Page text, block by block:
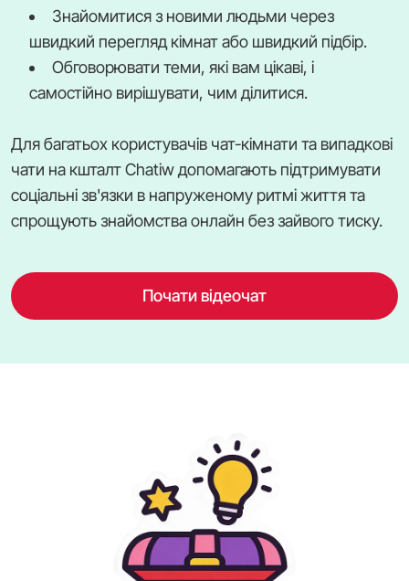
Знайомитися з новими людьми через
швидкий перегляд кімнат або швидкий підбір.
Обговорювати теми, які вам цікаві, і
самостійно вирішувати, чим ділитися.
Для багатьох користувачів чат-кімнати та випадкові
чати на кшталт Chatiw допомагають підтримувати
соціальні зв'язки в напруженому ритмі життя та
спрощують знайомства онлайн без зайвого тиску.
Почати відеочат